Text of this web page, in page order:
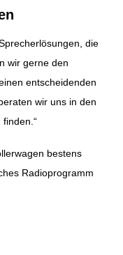
die
wir gerne den
entscheidenden
wir uns in den
bestens
Radioprogramm